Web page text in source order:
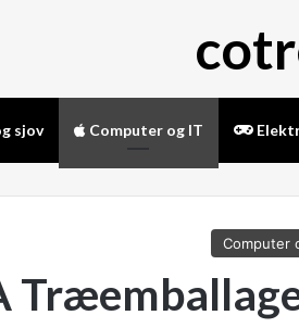
sjov Computer og IT
Computer